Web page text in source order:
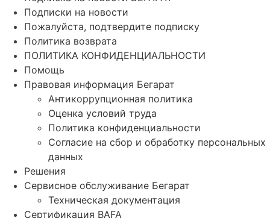
Подписки на новости
Пожалуйста, подтвердите подписку
Политика возврата
ПОЛИТИКА КОНФИДЕНЦИАЛЬНОСТИ
Помощь
Правовая информация Бегарат
Антикоррупционная политика
Оценка условий труда
Политика конфиденциальности
Согласие на сбор и обработку персональных
данных
Решения
Сервисное обслуживание Бегарат
Техническая документация
Сертификация BAFA